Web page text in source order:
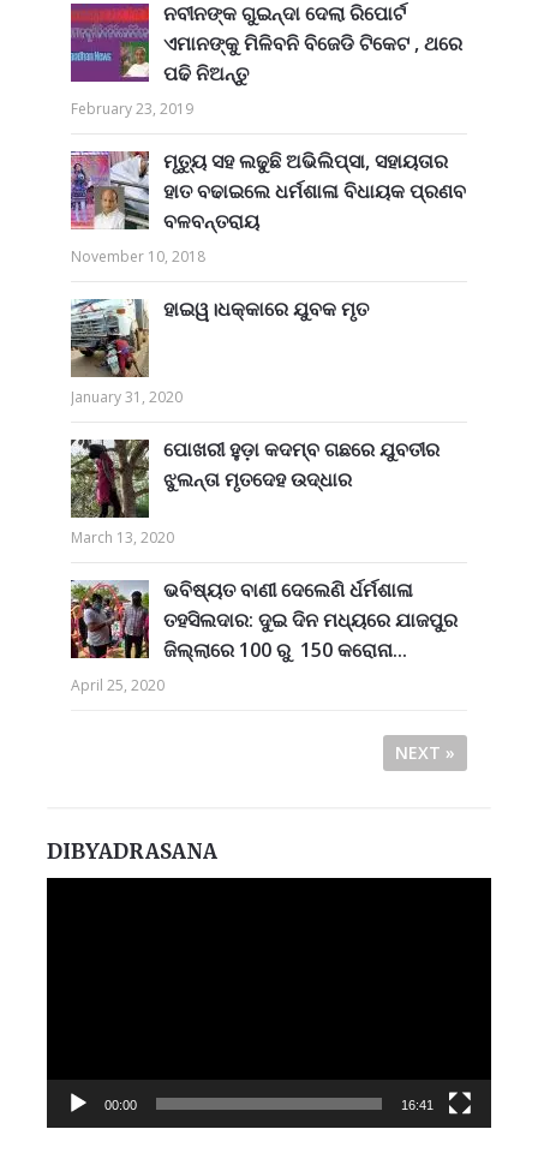
ନବୀନଙ୍କ ଗୁଇନ୍ଦା ଦେଲା ରିପୋର୍ଟ
ଏମାନଙ୍କୁ ମିଳିବନି ବିଜେଡି ଟିକେଟ , ଥରେ
ପଢି ନିଅନ୍ତୁ
February 23, 2019
ମୃତ୍ୟୁ ସହ ଲଢୁଛି ଅଭିଲିପ୍ସା, ସହାୟତାର
ହାତ ବଢାଇଲେ ଧର୍ମଶାଳା ବିଧାୟକ ପ୍ରଣବ
ବଳବନ୍ତରାୟ
November 10, 2018
ହାଇୱ।ଧକ୍କାରେ ଯୁବକ ମୃତ
January 31, 2020
ପୋଖରୀ ହୁଡ଼ା କଦମ୍ବ ଗଛରେ ଯୁବତୀର
ଝୁଲନ୍ତା ମୃତଦେହ ଉଦ୍ଧାର
March 13, 2020
ଭବିଷ୍ୟତ ବାଣୀ ଦେଲେଣି ର୍ଧର୍ମଶାଳା
ତହସିଲଦାର: ଦୁଇ ଦିନ ମଧ୍ୟରେ ଯାଜପୁର
ଜିଲ୍ଲାରେ 100 ରୁ 150 କରୋନା...
April 25, 2020
NEXT »
DIBYADRASANA
00:00 16:41